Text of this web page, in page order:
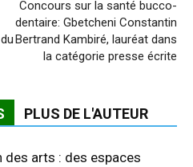
Concours sur la santé bucco-
dentaire: Gbetcheni Constantin
Bertrand Kambiré, lauréat dans
la catégorie presse écrite
PLUS DE L'AUTEUR
des arts : des espaces